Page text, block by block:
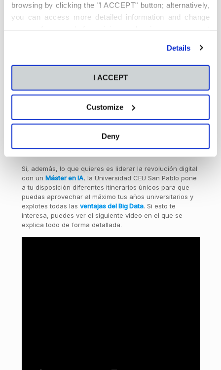
browsing by clicking the "I ACCEPT" button; alternatively,
you can access more detailed information and change
Details
I ACCEPT
Customize
Deny
Cómo formarse en ingeniería en IA en España
hemos ofrecido anteriormente, sigue leyendo para
En la Universidad CEU San Pablo contamos con elGrado
en Ingeniería de Sistemas de Información, la cual cuenta
con un 100% de inserción laboral entre los alumnos que
práctica no solo te prepara para trabajar, sino también
liderar proyectos tecnológicos
Másteres y especialización
Si, además, lo que quieres es liderar la revolución digital
con un Máster en IA, la Universidad CEU San Pablo pone
a tu disposición diferentes itinerarios únicos para que
puedas aprovechar al máximo tus años universitarios y
explotes todas las ventajas del Big Data. Si esto te
interesa, puedes ver el siguiente vídeo en el que se
explica todo de forma detallada.